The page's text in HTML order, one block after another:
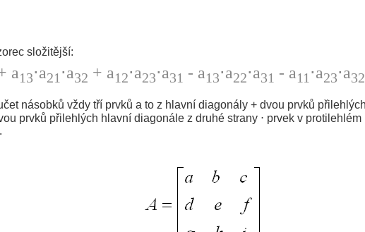
složitější:
a13⋅a21 ⋅a32 + a12⋅a23⋅a31 - a13⋅a22⋅a31 - a11 ⋅a23⋅a32
násobků vždy tří prvků a to z hlavní diagonály + dvou prvků
prvků přilehlých hlavní diagonále z druhé strany ⋅ prvek v